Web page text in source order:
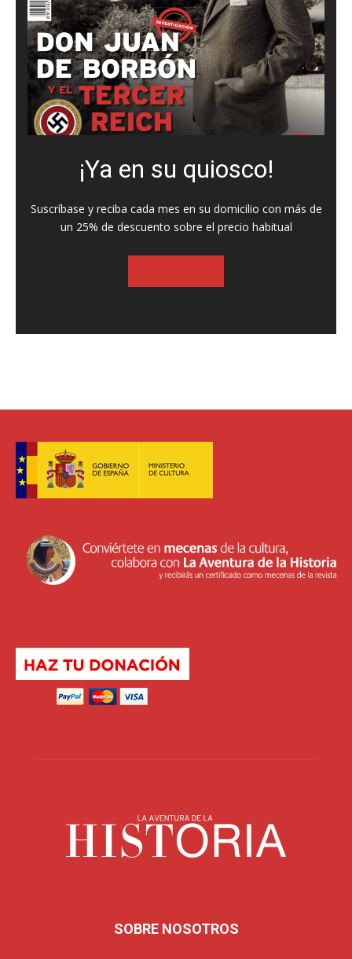
¡Ya en su quiosco!
Suscríbase y reciba cada mes en su domicilio con más de
un 25% de descuento sobre el precio habitual
SOBRE NOSOTROS